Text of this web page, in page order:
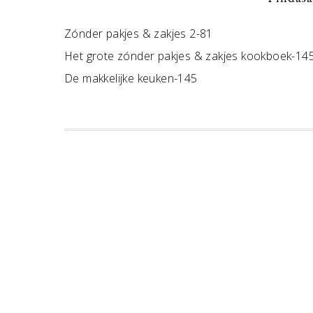
Zónder pakjes & zakjes 2-81
Het grote zónder pakjes & zakjes kookboek-
De makkelijke keuken-145